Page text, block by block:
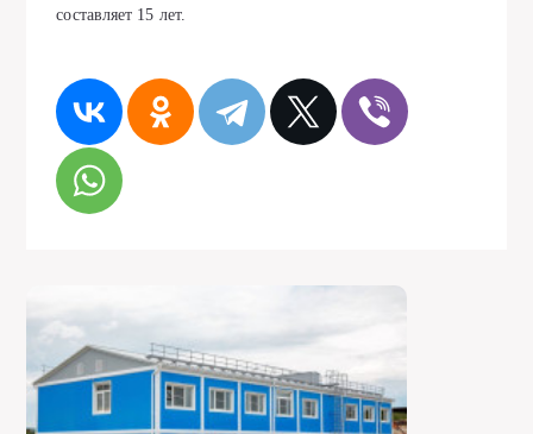
составляет 15 лет.